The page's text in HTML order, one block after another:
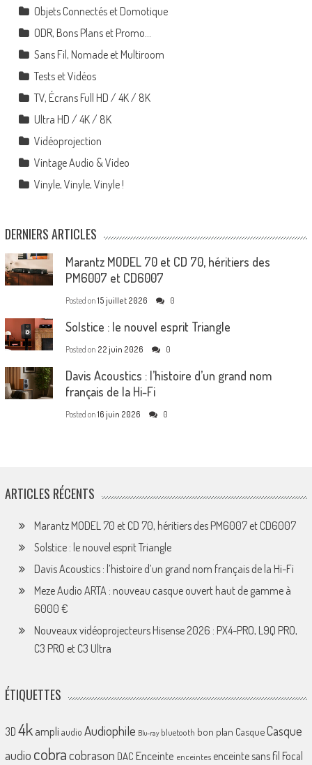
Objets Connectés et Domotique
ODR, Bons Plans et Promo…
Sans Fil, Nomade et Multiroom
Tests et Vidéos
TV, Écrans Full HD / 4K / 8K
Ultra HD / 4K / 8K
Vidéoprojection
Vintage Audio & Video
Vinyle, Vinyle, Vinyle !
DERNIERS ARTICLES
Marantz MODEL 70 et CD 70, héritiers des
PM6007 et CD6007
Posted on 15 juillet 2026 0
Solstice : le nouvel esprit Triangle
Posted on 22 juin 2026 0
Davis Acoustics : l’histoire d’un grand nom
français de la Hi-Fi
Posted on 16 juin 2026 0
ARTICLES RÉCENTS
Marantz MODEL 70 et CD 70, héritiers des PM6007 et CD6007
Solstice : le nouvel esprit Triangle
Davis Acoustics : l’histoire d’un grand nom français de la Hi-Fi
Meze Audio ARTA : nouveau casque ouvert haut de gamme à
6000 €
Nouveaux vidéoprojecteurs Hisense 2026 : PX4-PRO, L9Q PRO,
C3 PRO et C3 Ultra
ÉTIQUETTES
3D 4k ampliaudio Audiophile Blu-ray bluetooth bon plan CasqueCasque
audio cobracobrason DAC Enceinte enceintes enceinte sans fil Focal